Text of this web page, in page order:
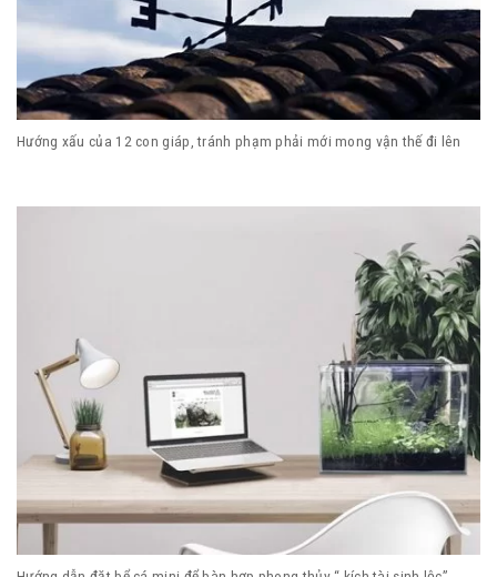
Hướng xấu của 12 con giáp, tránh phạm phải mới mong vận thế đi lên